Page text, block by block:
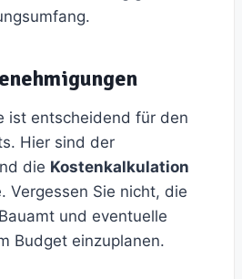
ist entscheidend für den
Hier sind der
die Kostenkalkulation
Vergessen Sie nicht, die
und eventuelle
Budget einzuplanen.